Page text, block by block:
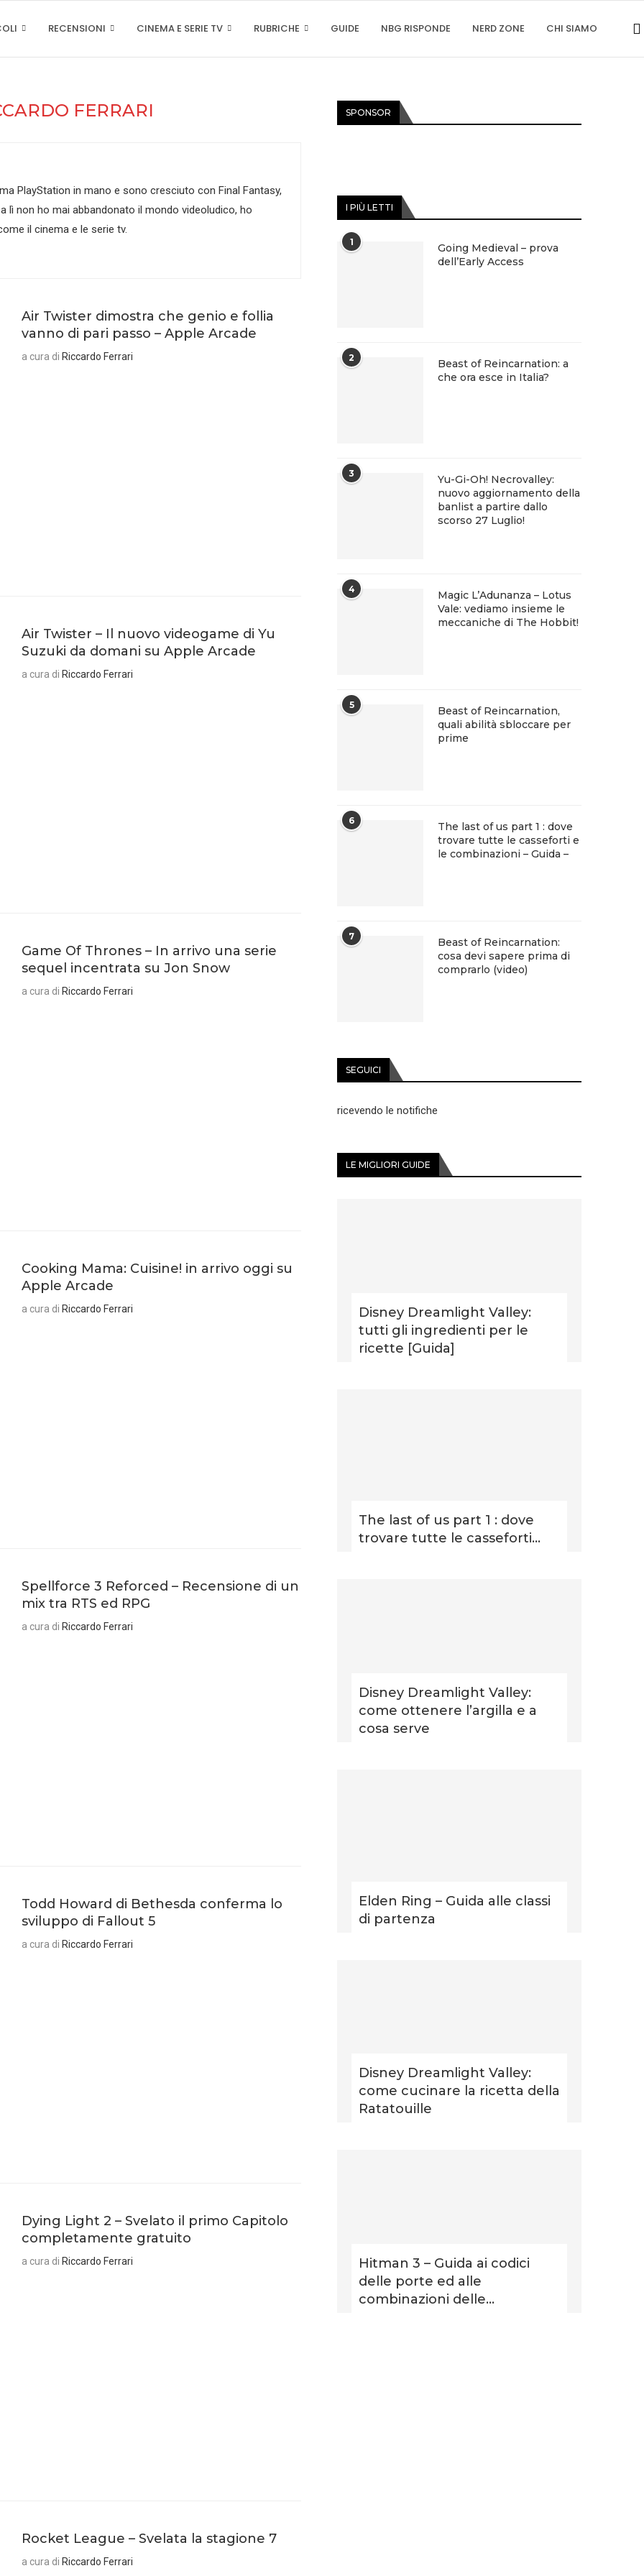
RECENSIONI CINEMA E SERIE TV RUBRICHE GUIDE NBG RISPONDE NERD ZONE CHI SIAMO
FERRARI
PlayStation in mano e sono cresciuto con Final Fantasy,
lì non ho mai abbandonato il mondo videoludico, ho
il cinema e le serie tv.
Air Twister dimostra che genio e follia
vanno di pari passo – Apple Arcade
a cura di Riccardo Ferrari
Air Twister – Il nuovo videogame di Yu
Suzuki da domani su Apple Arcade
a cura di Riccardo Ferrari
Game Of Thrones – In arrivo una serie
sequel incentrata su Jon Snow
a cura di Riccardo Ferrari
Cooking Mama: Cuisine! in arrivo oggi su
Apple Arcade
a cura di Riccardo Ferrari
Spellforce 3 Reforced – Recensione di un
mix tra RTS ed RPG
a cura di Riccardo Ferrari
Todd Howard di Bethesda conferma lo
sviluppo di Fallout 5
a cura di Riccardo Ferrari
Dying Light 2 – Svelato il primo Capitolo
completamente gratuito
a cura di Riccardo Ferrari
Rocket League – Svelata la stagione 7
a cura di Riccardo Ferrari
SPONSOR
I PIÙ LETTI
1
Going Medieval – prova
dell’Early Access
2
Beast of Reincarnation: a
che ora esce in Italia?
3
Yu-Gi-Oh! Necrovalley:
nuovo aggiornamento della
banlist a partire dallo
scorso 27 Luglio!
4
Magic L’Adunanza – Lotus
Vale: vediamo insieme le
meccaniche di The Hobbit!
5
Beast of Reincarnation,
quali abilità sbloccare per
prime
6
The last of us part 1 : dove
trovare tutte le casseforti e
le combinazioni – Guida –
7
Beast of Reincarnation:
cosa devi sapere prima di
comprarlo (video)
SEGUICI
ricevendo le notifiche
LE MIGLIORI GUIDE
Disney Dreamlight Valley:
tutti gli ingredienti per le
ricette [Guida]
The last of us part 1 : dove
trovare tutte le casseforti...
Disney Dreamlight Valley:
come ottenere l’argilla e a
cosa serve
Elden Ring – Guida alle classi
di partenza
Disney Dreamlight Valley:
come cucinare la ricetta della
Ratatouille
Hitman 3 – Guida ai codici
delle porte ed alle
combinazioni delle...